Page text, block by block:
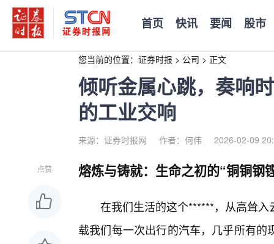
首页 快讯 要闻 股市
您当前的位置： 证券时报 > 公司 > 正文
倾听金属心跳，奏响
的工业交响
来源：证券时报网 作者：何伟 2026-02-09
点赞 熔炼与铸就：生命之初的“铜铜钢
在我们生活的这个******，从高耸
载我们每一次出行的汽车，几乎所有